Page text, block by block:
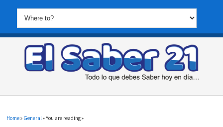
Home» General » You are reading »